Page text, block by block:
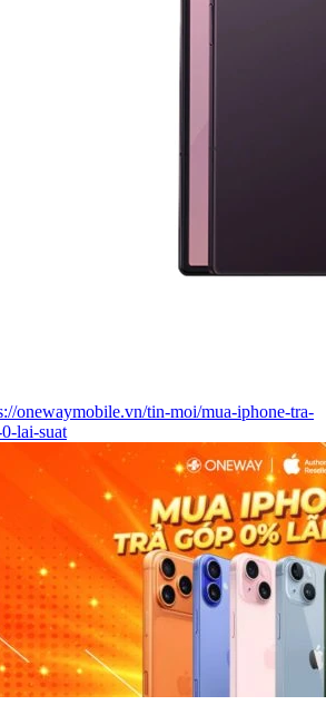
onewaymobile.vn/tin-moi/mua-iphone-tra-
lai-suat